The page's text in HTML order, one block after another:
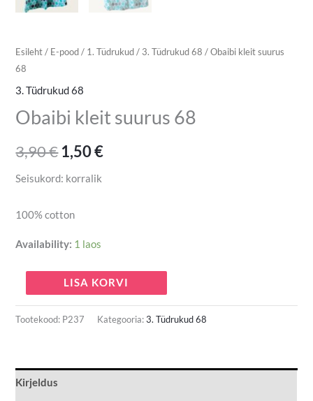
Esileht/ E-pood/ 1. Tüdrukud/ 3. Tüdrukud 68 / Obaibi kleit suurus
68
3. Tüdrukud 68
Obaibi kleit suurus 68
3,90€ 1,50€
Seisukord: korralik
100% cotton
Availability: 1 laos
LISA KORVI
Tootekood: P237 Kategooria:3. Tüdrukud 68
Kirjeldus